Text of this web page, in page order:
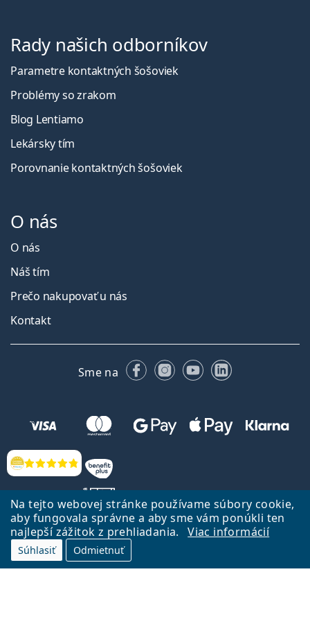
Na tejto webovej stránke používame súbory cookie,
aby fungovala správne a aby sme vám ponúkli ten
najlepší zážitok z prehliadania.
Viac informácií
Súhlasiť Odmietnuť
Hodnotenia
Rady našich odborníkov
Parametre kontaktných šošoviek
Problémy so zrakom
Blog Lentiamo
Lekársky tím
Porovnanie kontaktných šošoviek
O nás
O nás
Náš tím
Prečo nakupovať u nás
Kontakt
Sme na FacebookuInstagrame
YouTubeLinkedIn
Späť na Úvodnu stránku
Lentiamo.sk vlastní a prevádzkuje spoločnosť Lentiamo s.r.o., Česká